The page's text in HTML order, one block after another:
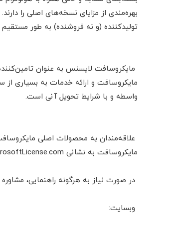
بهره‌مندی از مزایای نسخه‌های اصلی را
تولید‌کننده (و نه فروشنده) به طور
مایکروسافت لایسنس به عنوان
مایکروسافت و ارائه خدمات به بسیاری
واسطه و با شرایط تحویل آنی است.
علاقه‌مندان به محصولات اصلی
مایکروسافت به نشانی www.MicrosoftLicense.com مراجعه کنند.
در صورت نیاز به هرگونه راهنمایی، مشاوره و یا وجود
وبسایت: